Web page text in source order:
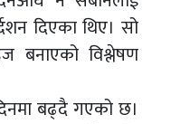
दिएका थिए। सो
बनाएको विश्लेषण
बढ्दै गएको छ।